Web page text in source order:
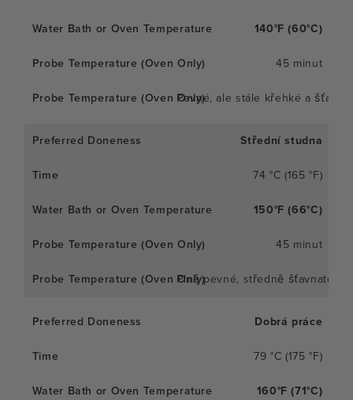
140°F (60°C)
45 minut
Pevné, ale stále křehké a
Střední studna
74 °C (165 °F)
150°F (66°C)
45 minut
Plně pevné, středně šťavnaté
Dobrá práce
79 °C (175 °F)
160°F (71°C)